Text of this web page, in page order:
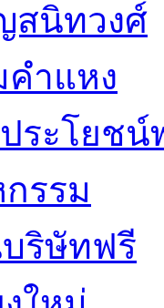
สนิทวงศ์
ำแหง
ระโยชน์
รรม
ริษัทฟรี